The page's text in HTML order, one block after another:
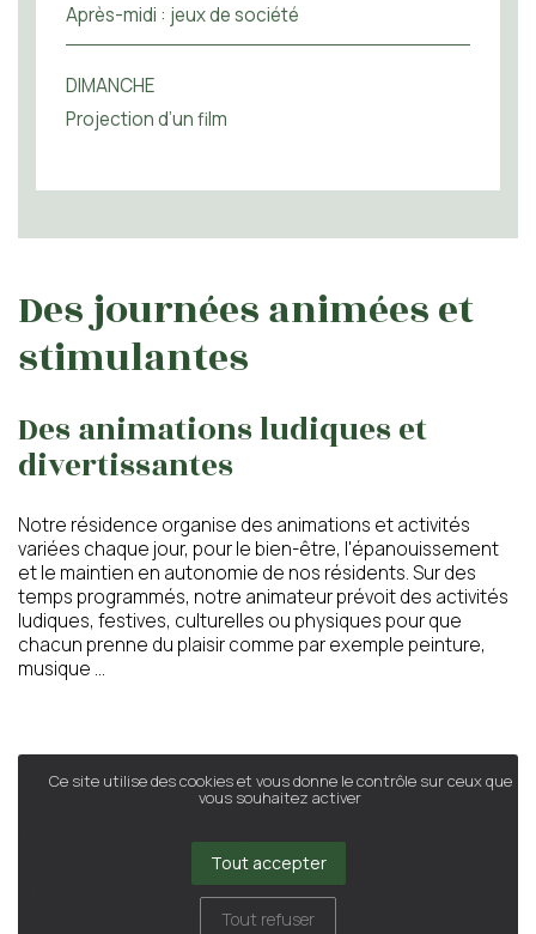
Après-midi : jeux de société
DIMANCHE
Projection d’un film
Des journées animées et
stimulantes
Des animations ludiques et
divertissantes
Notre résidence organise des animations et activités
variées chaque jour, pour le bien-être, l'épanouissement
et le maintien en autonomie de nos résidents. Sur des
temps programmés, notre animateur prévoit des activités
ludiques, festives, culturelles ou physiques pour que
chacun prenne du plaisir comme par exemple peinture,
musique ...
Des ateliers bien-être
Des ateliers mémoire sont proposés pour mobiliser les
capacités cognitives et échanger en groupe. par ailleurs,
la psychologue organise des ateliers thérapeutiques qui
ont pour objectif le maintien voire la récupération de
Ce site utilise des cookies et vous donne le contrôle sur ceux que
vous souhaitez activer
Tout accepter
Tout refuser